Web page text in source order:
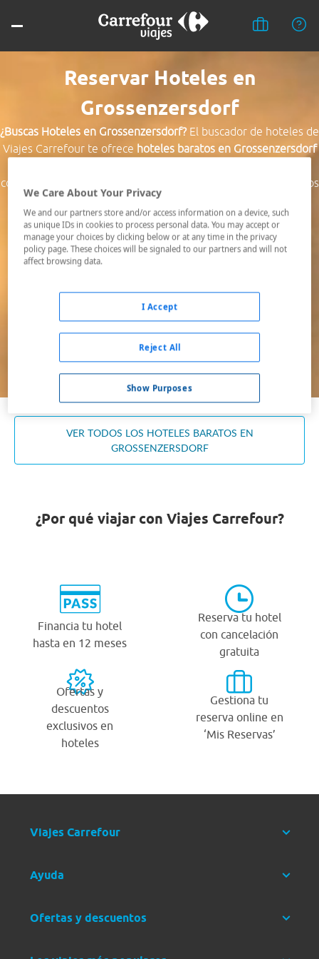
Reservar Hoteles en
Grossenzersdorf
¿Buscas Hoteles en Grossenzersdorf?El buscador de hoteles de
Viajes Carrefour te ofrece hoteles baratos en Grossenzersdorf
comunicados, el hotel que busques nosotros te lo encontramos
al mejor precio.
Destino *
Ocupación *
Buscar
VER TODOS LOS HOTELES BARATOS EN
GROSSENZERSDORF
¿Por qué viajar con Viajes Carrefour?
Financia tu hotel
hasta en 12 meses
Reserva tu hotel
con cancelación
gratuita
Ofertas y
descuentos
exclusivos en
hoteles
Gestiona tu
reserva online en
‘Mis Reservas’
Viajes Carrefour
Ayuda
Ofertas y descuentos
We Care About Your Privacy
We and our partners store and/or access information on a device, such
as unique IDs in cookies to process personal data. You may accept or
manage your choices by clicking below or at any time in the privacy
policy page. These choices will be signaled to our partners and will not
affect browsing data.
Show Purposes
Reject All
I Accept